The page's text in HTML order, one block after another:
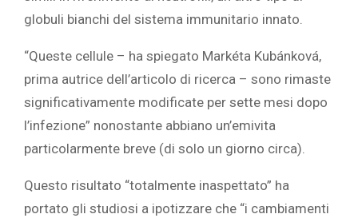
globuli bianchi del sistema immunitario innato.
“Queste cellule – ha spiegato Markéta Kubánková,
prima autrice dell’articolo di ricerca – sono rimaste
significativamente modificate per sette mesi dopo
l’infezione” nonostante abbiano un’emivita
particolarmente breve (di solo un giorno circa).
Questo risultato “totalmente inaspettato” ha
portato gli studiosi a ipotizzare che “i cambiamenti